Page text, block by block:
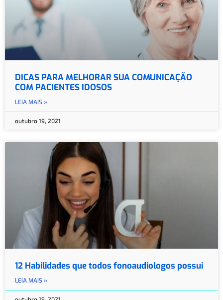
DICAS PARA MELHORAR SUA COMUNICAÇÃO
COM PACIENTES IDOSOS
LEIA MAIS »
outubro 19, 2021
12 Habilidades que todos fonoaudiologos possui
LEIA MAIS »